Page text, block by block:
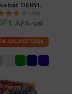
DERYL
(2x)
ÁFA-val
VÁLASZTÁSA